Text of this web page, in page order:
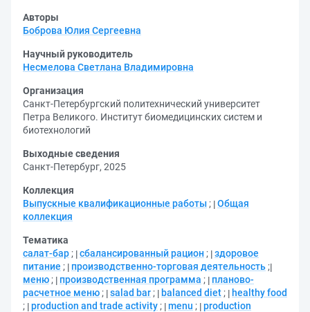
Авторы
Боброва Юлия Сергеевна
Научный руководитель
Несмелова Светлана Владимировна
Организация
Санкт-Петербургский политехнический университет
Петра Великого. Институт биомедицинских систем и
биотехнологий
Выходные сведения
Санкт-Петербург, 2025
Коллекция
Выпускные квалификационные работы ; Общая
коллекция
Тематика
салат-бар ; сбалансированный рацион ; здоровое
питание ; производственно-торговая деятельность ;
меню ; производственная программа ;
планово-
расчетное меню ; salad bar ; balanced diet ;
healthy food
; production and trade activity ; menu ; production